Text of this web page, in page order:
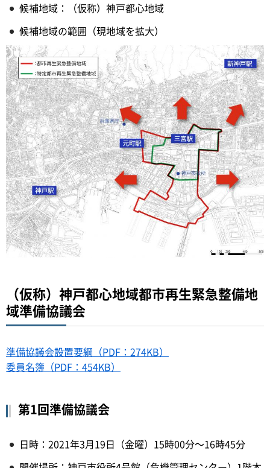
候補地域：（仮称）神戸都心地域
候補地域の範囲（現地域を拡大）
（仮称）神戸都心地域都市再生緊急整備地
域準備協議会
準備協議会設置要綱（PDF：274KB）
委員名簿（PDF：454KB）
第1回準備協議会
日時：2021年3月19日（金曜）15時00分～16時45分